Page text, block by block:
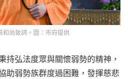
和尚致詞。圖：市府提供
持弘法度眾與關懷弱勢的精神，
助弱勢族群度過困難，發揮慈悲